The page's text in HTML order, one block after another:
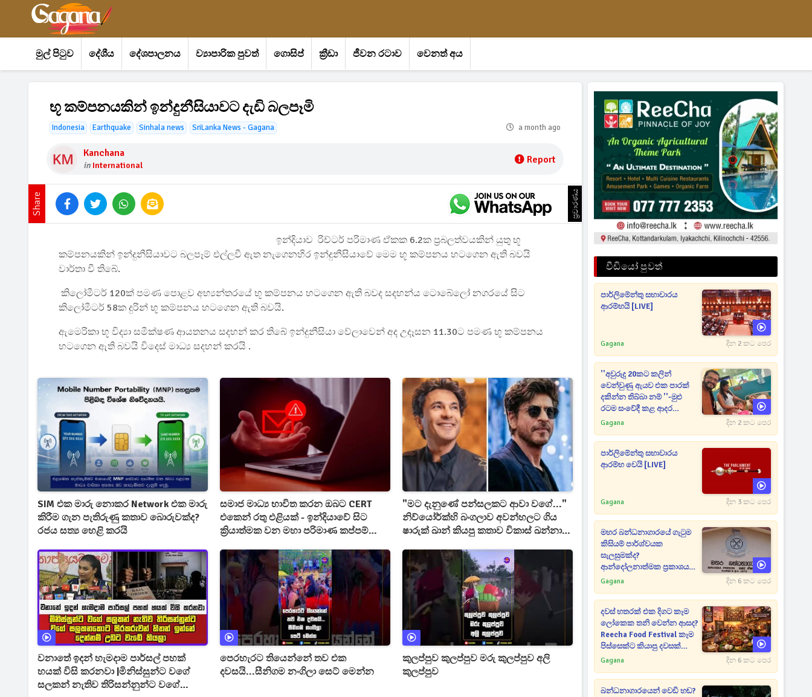
මුල් පිටුව දේශීය දේශපාලනය ව්‍යාපාරික පුවත් ගොසිප් ක්‍රීඩා ජීවන රටාව වෙනත් අය
භූ කම්පනයකින් ඉන්දුනීසියාවට දැඩි බලපෑමි
Indonesia Earthquake Sinhala news SriLanka News - Gagana a month ago
Kanchana
in International Report
Share ප්‍රචාරණය
ඉන්දියාව රිච්ටර් පරිමාණ ඒකක 6.2ක ප්‍රබලත්වයකින් යුතු භූ
කම්පනයකින් ඉන්දුනීසියාවට බලපෑම් එල්ලවී ඇත නැගෙනහිර ඉන්දුනීසියාවේ මෙම භූ කම්පනය හටගෙන ඇති බවයි
වාර්තා වී තිබේ.
කිලෝමීටර් 120ක් පමණ පොළව අභ්‍යන්තරයේ භූ කම්පනය හටගෙන ඇති බවද සදහන්ය ටොබේලෝ නගරයේ සිට
කිලෝමීටර් 58ක දුරින් භූ කම්පනය හටගෙන ඇති බවයි.
ඇමෙරිකා භූ විද්‍යා සමීක්ෂණ ආයතනය සදහන් කර තිබේ ඉන්දුනීසියා වේලාවෙන් අද උදෑසන 11.30ට පමණ භූ කම්පනය
හටගෙන ඇති බවයි විදෙස් මාධ්‍ය සදහන් කරයි .
SIM එක මාරු නොකර Network එක මාරු
කිරීම ගැන පැතිරුණු කතාව බොරුවක්ද?
රජය සත්‍ය හෙළි කරයි
සමාජ මාධ්‍ය භාවිත කරන ඔබට CERT
එකෙන් රතු එළියක් - ඉන්දියාවේ සිට
ක්‍රියාත්මක වන මහා පරිමාණ කප්පම්
"මට දැනුණේ පන්සලකට ආවා වගේ..."
නිව්යෝර්ක්හි බංගලාව අවන්හලට ගිය
ෂාරුක් ඛාන් කියපු කතාව විකාස් ඛන්නා
වනාතේ ඉදන් හැමදාම පාර්සල් පහක්
හයක් විසි කරනවා |මිනිස්සුන්ට වගේ
සලකන් නැතිව තිරිසන්නුන්ට වගේ
පෙරහැරට තියෙන්නේ තව එක
දවසයි...සීනිගම නංගිලා සෙට් මෙන්න
කුලප්පුව කුලප්පුව මරු කුලප්පුව අලි
කුලප්පුව
වීඩියෝ පුවත්
පාර්ලිමේන්තු සභාවාරය
ආරම්භයි [LIVE]
Gagana දින 2 කට පෙර
''අවුරුදු 20කට කලින්
වෙන්වුණු ඇයව එක පාරක්
දකින්න තිබ්බා නම් ''-මුළු
රටම සංවේදී කළ ආදර
අමරණීය මතකය
Gagana දින 2 කට පෙර
පාර්ලිමේන්තු සභාවාරය
ආරම්භ වෙයි [LIVE]
Gagana දින 3 කට පෙර
මහර බන්ධනාගාරයේ ගැටුම
කිසියම් පාර්ශ්වයක
සැලසුමක්ද?
ආන්දෝලනාත්මක ප්‍රකාශයක්
එළියට [VIDEO]
Gagana දින 6 කට පෙර
දවස් හතරක් එක දිගට කෑම
ලෝකෙක තනි වෙන්න ආසද?
Reecha Food Festival කෑම
පිස්සෙක්ට කියාපු දවසක්
මෙන්න
Gagana දින 6 කට පෙර
බන්ධනාගාරයෙන් වෙඩි හඬ?